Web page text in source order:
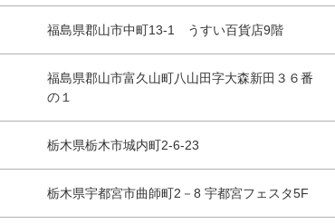
福島県郡山市中町13-1 うすい百貨店9階
福島県郡山市富久山町八山田字大森新田３６番
の１
栃木県栃木市城内町2-6-23
栃木県宇都宮市曲師町2－8 宇都宮フェスタ5F